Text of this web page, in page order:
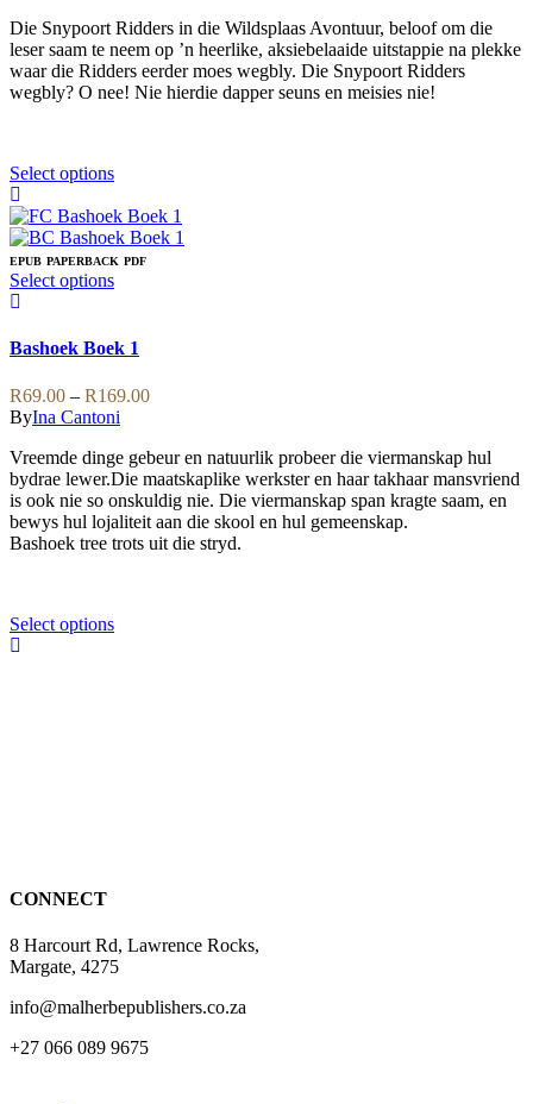
page
Die Snypoort Ridders in die Wildsplaas Avontuur, beloof om die
leser saam te neem op ’n heerlike, aksiebelaaide uitstappie na plekke
waar die Ridders eerder moes wegbly. Die Snypoort Ridders
wegbly? O nee! Nie hierdie dapper seuns en meisies nie!
Select optionsThis
has
multiple
variants.
The
be
on
the
product
page
EPUB PAPERBACK PDF
Select optionsThis
multiple
The
options
may
be
chosen
on
the
product
Bashoek Boek 1
R69.00 – R169.00Price
through
R169.00
ByIna Cantoni
Vreemde dinge gebeur en natuurlik probeer die viermanskap hul
bydrae lewer.Die maatskaplike werkster en haar takhaar mansvriend
is ook nie so onskuldig nie. Die viermanskap span kragte saam, en
bewys hul lojaliteit aan die skool en hul gemeenskap.
Bashoek tree trots uit die stryd.
Select optionsThis
CONNECT
8 Harcourt Rd, Lawrence Rocks,
Margate, 4275
info@malherbepublishers.co.za
+27 066 089 9675